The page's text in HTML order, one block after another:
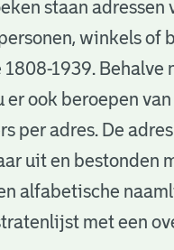
staan adressen
winkels of
1939. Behalve
er ook beroepen van
per adres. De
uit en bestonden
alfabetische
met een